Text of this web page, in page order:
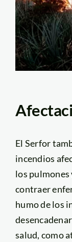
El Serfor
incendios
los pulmones
contraer
humo de los
salud, como